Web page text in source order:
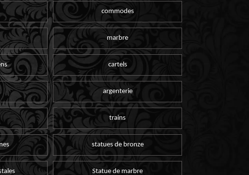
commodes
marbre
cartels
argenterie
trains
statues de bronze
Statue de marbre